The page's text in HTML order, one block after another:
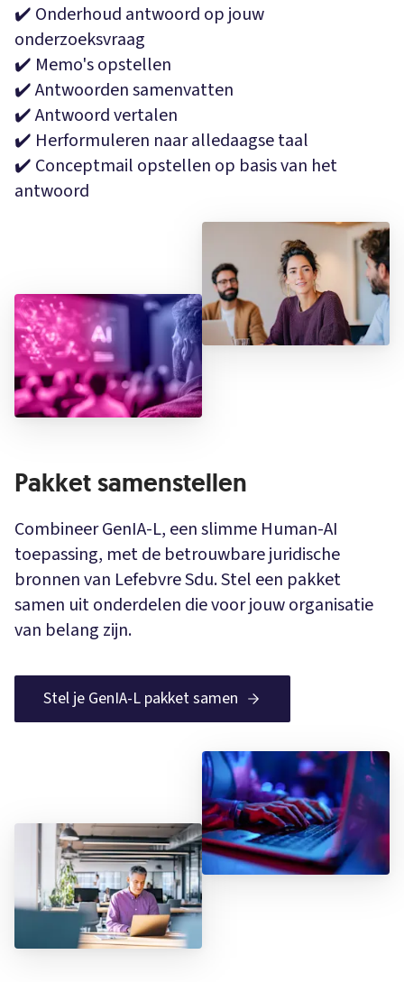
✔️ Onderhoud antwoord op jouw
onderzoeksvraag
✔️ Memo's opstellen
✔️Antwoorden samenvatten
✔️Antwoord vertalen
✔️ Herformuleren naar alledaagse taal
✔️ Conceptmail opstellen op basis van het
antwoord
Pakket samenstellen
Combineer GenIA-L, een slimme Human-AI
toepassing, met de betrouwbare juridische
bronnen van Lefebvre Sdu. Stel een pakket
samen uit onderdelen die voor jouw organisatie
van belang zijn.
Stel je GenIA-L pakket samen